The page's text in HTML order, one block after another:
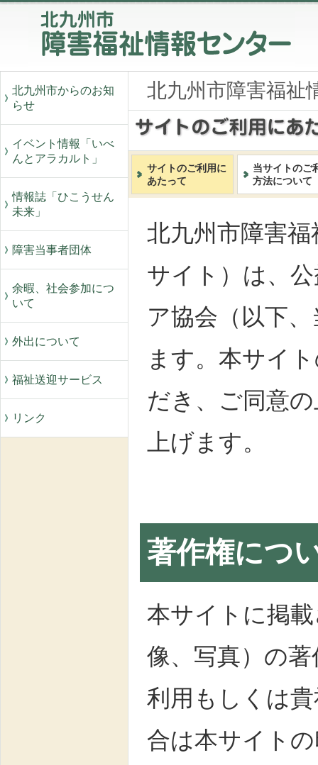
北九州市からのお知
らせ
イベント情報「いべ
んとアラカルト」
情報誌「ひこうせん
未来」
障害当事者団体
余暇、社会参加につ
いて
外出について
福祉送迎サービス
リンク
北九州市障害福祉
サイトのご利用に
あたって
当サイトのご
方法について
北九州市障害
サイト）は、
ア協会（以下
ます。本サイ
だき、ご同意
上げます。
著作権につ
本サイトに掲
像、写真）の
利用もしくは
合は本サイト